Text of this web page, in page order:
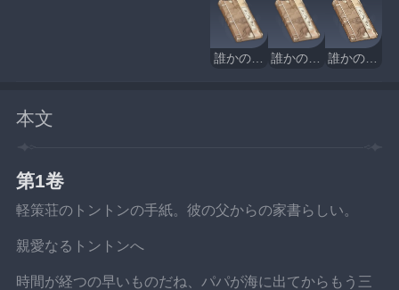
誰かの日誌・その3・絶雲の間
本文
第1卷
軽策荘のトントンの手紙。彼の父からの家書らしい。
親愛なるトントンへ
時間が経つの早いものだね、パパが海に出てからもう三